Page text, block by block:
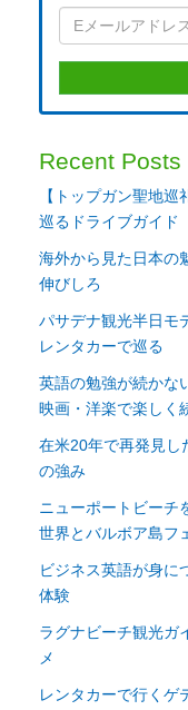
Recent Posts
【トップガン聖地
巡るドライブガイド
海外から見た日本の
伸びしろ
パサデナ観光半日モ
レンタカーで巡る
英語の勉強が続かな
映画・洋楽で楽しく
在米20年で再発見し
の強み
ニューポートビーチ
世界とバルボア島フ
ビジネス英語が身に
体験
ラグナビーチ観光ガ
メ
レンタカーで行くゲ